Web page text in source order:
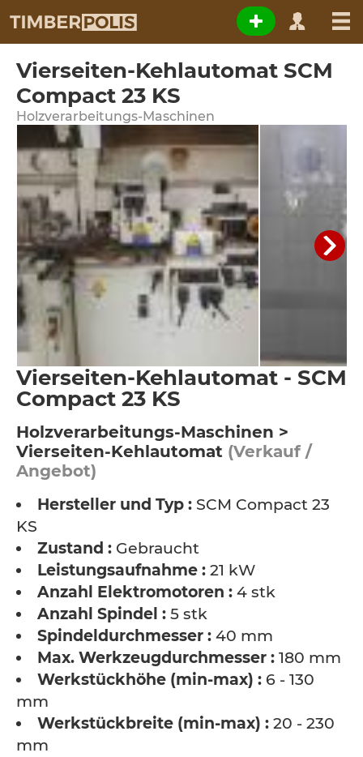
Vierseiten-Kehlautomat SCM
Compact 23 KS
Holzverarbeitungs-Maschinen
Vierseiten-Kehlautomat - SCM
Compact 23 KS
Holzverarbeitungs-Maschinen >
Vierseiten-Kehlautomat (Verkauf /
Angebot)
Hersteller und Typ : SCM Compact 23
KS
Zustand : Gebraucht
Leistungsaufnahme : 21 kW
Anzahl Elektromotoren : 4 stk
Anzahl Spindel : 5 stk
Spindeldurchmesser : 40 mm
Max. Werkzeugdurchmesser : 180 mm
Werkstückhöhe (min-max) : 6 - 130
mm
Werkstückbreite (min-max) : 20 - 230
mm